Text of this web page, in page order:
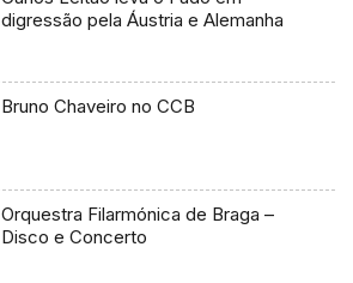
digressão pela Áustria e Alemanha
Bruno Chaveiro no CCB
Orquestra Filarmónica de Braga –
Disco e Concerto